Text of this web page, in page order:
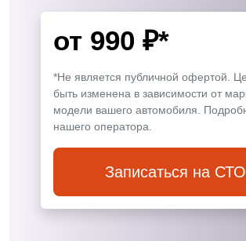
от 990 ₽*
*Не является публичной офертой.
быть изменена в зависимости от
модели вашего автомобиля.
нашего оператора.
Записаться на СТО